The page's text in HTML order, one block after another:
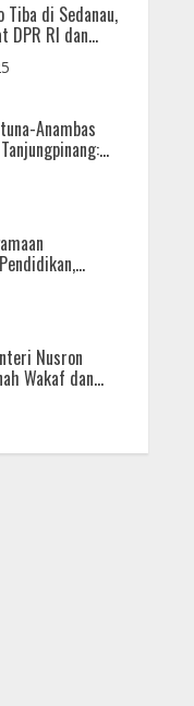
di Sedanau,
DPR RI dan
di Natuna
Anambas
dan Jamin
Early Warning
Nusron
Wakaf dan